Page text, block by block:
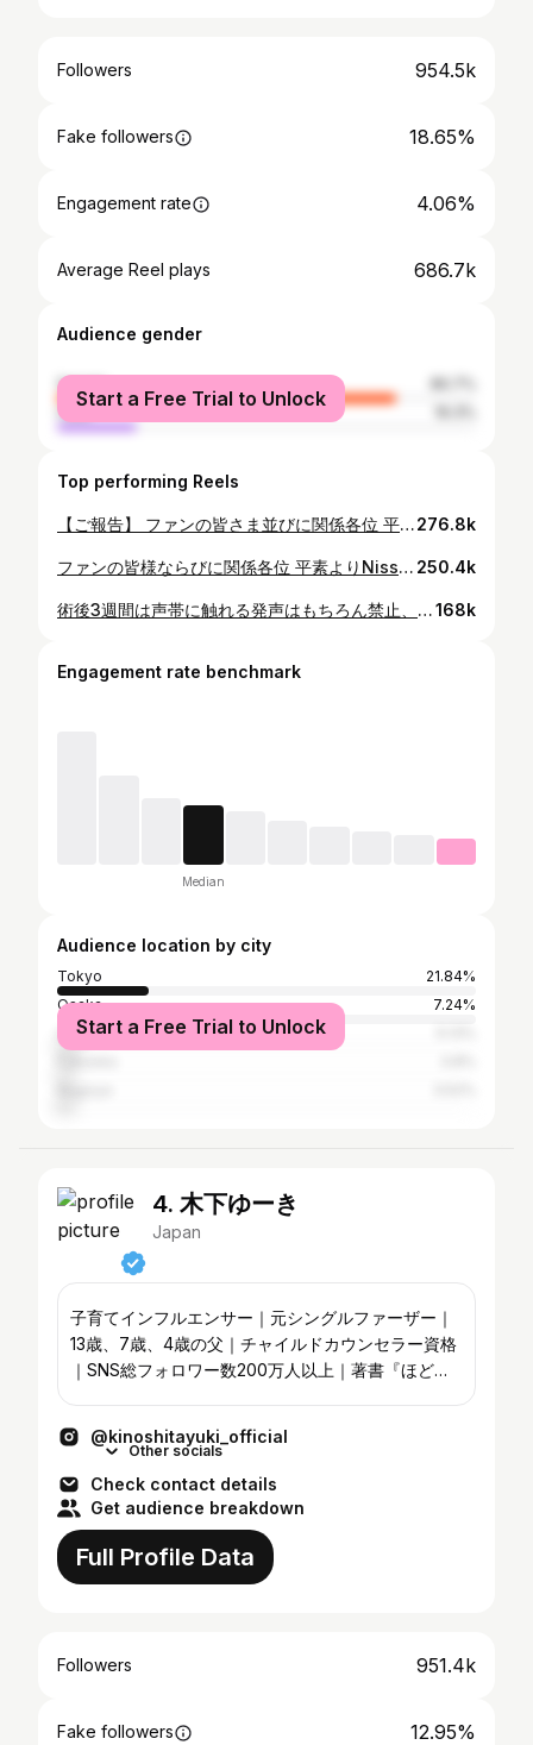
Followers 954.5k
Fake followers 18.65%
Engagement rate 4.06%
Average Reel plays 686.7k
Audience gender
female
male
Start a Free Trial to Unlock
Top performing Reels
【ご報告】 ファンの皆さま並びに関係各位 平素よりNissy(西島隆弘)を応援いただき、誠にありがとうございます。 このたび、西島は先日、4 度目の喉の手術を行いました。 経過を見守ってまいりましたが、これまでの積み重ねもあり、今回は少し長期的な治療および療養が必要となりました。 治療に専念するため、本日をもちましてAAA を脱退することとなりましたので、ご報告申し上げます。 今後の健康と活動のあり方を見据え、本人および関係者間で慎重に協議を重ねた結果、このような結論に至りました。 長年にわたり温かいご支援を賜りましたファンの皆さま、並びに関係各位に心より感謝申し上げます。 Nissy としての活動につきましては、体調の回復を第一に、個人のペースで今後を検討してまいります。今後の発表をお待ちいただけますと幸いです。 今後とも、Nissy(西島隆弘)ならびにAAA への変わらぬご支援を賜りますよう、お願い申し上げます。 2026 年2 月11 日276.8k
ファンの皆様ならびに関係各位 平素よりNissy（西島隆弘）を応援いただき、誠にありがとうございます。 このたび西島が声帯の手術を受けましたことをご報告申し上げます。 過去にも手術を行っており、今回で三度目となります。 さらに、医師の判断により、年内を目処に再度手術を予定しております。 昨年1月に発症した声帯炎が十分に回復しないままドームツアーを続けたことで、 声帯への負担が重なり症状が悪化してしまいました。 その後、約半年にわたり経過を観察しながら治療と活動を続けてまいりましたが、 十分な改善が見られず、最終的に手術という判断に至りました。 手術の影響により、 これまでと同様のアーティスト活動の継続が困難となる可能性もございます。 本人およびスタッフ一同で熟考を重ねましたが、 治療を行わなければ今後の日常生活や活動に大きな支障を及ぼすため、 慎重に協議したうえで決断いたしました。 ファンの皆様ならびに関係各位には多大なるご心配、ご迷惑をおかけいたしますが、 引き続き西島隆弘へのご理解と温かいご支援を賜りますよう、 何卒よろしくお願い申し上げます。 250.4k
術後3週間は声帯に触れる発声はもちろん禁止、 ウィスパーボイスはもっと禁止、 咳、くしゃみ、むせり、ゲップ、息止め、 トレーニング、ストレッチ、刺激物の摂取、 飲料を吸い込むことで誤飲したときに咳き込まない、むせらないように注意、 ほぼ全てしちゃいけないので大変な日々を 送っております。 一回でも咳をすれば出血するので、 食事するときも、歯を磨くときも、大変。 風邪やら花粉症やらになったら アウトです。 とは言っても、やらなきゃならないことあったりで。。。 そんなこんなで 季節の変わり目なのか アレルギーなのか分かりませんが 肌には原因不明の発疹が出たり 口角炎になって口を開けると 口の左右の端が切れて出血したりと ほぼ動けないのに、てんやわんやすぎて はぁー、、、と言った感じですが なんとか生きております✌🏻 それぞれ生きてて、 それぞれ生活環境も生活リズムも違っていて、 それぞれなのに共通しているのは、 同じ時代に生きていることと タイミング違えど 頑張っていて 苦しんでいて 楽しんでいて、、、 まだまだ共通していることは あるけれど、キリがないので。笑 自分だけじゃない。 1人じゃないっていうのは 考え方や視野の広さ次第っていうのは分かるんだけど、 孤独だなっていうときがあるんだ、、けれども、 頑張ろう👍🏻 みたいな。笑 私もストレスにならない程度に 程よく生きて治るようにがんばってまーす。 でも、ストレスってなんなんだろうね。笑 ストレスって望んでないんだけどね。笑 がんばろっ✌🏻 中間報告でしたー👋🏻168k
Engagement rate benchmark
Median
Audience location by city
Tokyo
21.84%
Osaka
7.24%
Urayasu
Start a Free Trial to Unlock
4. 木下ゆーき
Japan
子育てインフルエンサー｜元シングルファーザー｜
13歳、7歳、4歳の父｜チャイルドカウンセラー資格
｜SNS総フォロワー数200万人以上｜著書『ほどほ
は公式HPかavexまで💡
@kinoshitayuki_official
Other socials
Check contact details
Get audience breakdown
Full Profile Data
Followers 951.4k
Fake followers 12.95%